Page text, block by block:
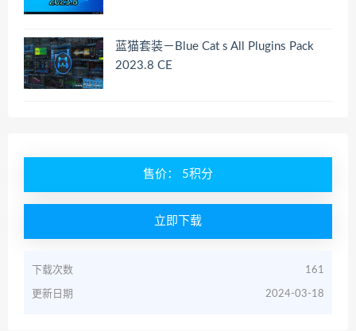
蓝猫套装－Blue Cat s All Plugins Pack
2023.8 CE
售价： 5积分
立即下载
下载次数 161
更新日期 2024-03-18